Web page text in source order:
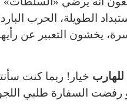
الطويلة، الحرب
يخشون التعبير عن
للهارب خيار! ربما كنت
رفضت السفارة طلبي